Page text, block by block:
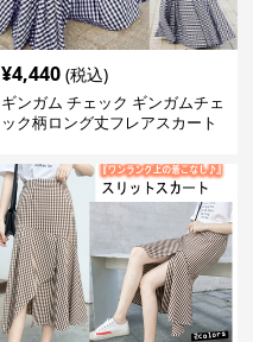
¥4,440 (税込)
ギンガム チェック ギンガムチェ
ック柄ロング丈フレアスカート